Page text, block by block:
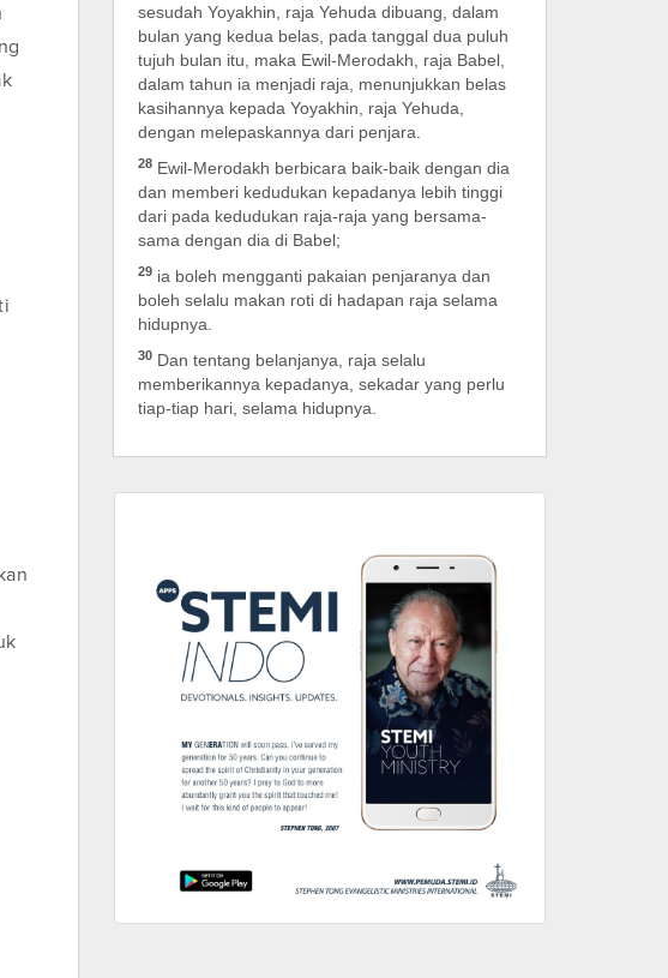
sesudah Yoyakhin, raja Yehuda dibuang, dalam
bulan yang kedua belas, pada tanggal dua puluh
tujuh bulan itu, maka Ewil-Merodakh, raja Babel,
dalam tahun ia menjadi raja, menunjukkan belas
kasihannya kepada Yoyakhin, raja Yehuda,
dengan melepaskannya dari penjara.
28 Ewil-Merodakh berbicara baik-baik dengan dia
dan memberi kedudukan kepadanya lebih tinggi
dari pada kedudukan raja-raja yang bersama-
sama dengan dia di Babel;
29 ia boleh mengganti pakaian penjaranya dan
boleh selalu makan roti di hadapan raja selama
hidupnya.
30 Dan tentang belanjanya, raja selalu
memberikannya kepadanya, sekadar yang perlu
tiap-tiap hari, selama hidupnya.